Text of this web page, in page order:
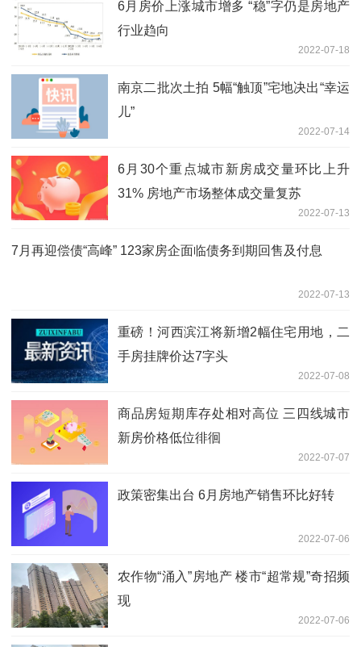
6月房价上涨城市增多 “稳”字仍是房地产
行业趋向
2022-07-18
南京二批次土拍 5幅“触顶”宅地决出“幸运
儿”
2022-07-14
6月30个重点城市新房成交量环比上升
31% 房地产市场整体成交量复苏
2022-07-13
7月再迎偿债“高峰” 123家房企面临债务到期回售及付息
2022-07-13
重磅！河西滨江将新增2幅住宅用地，二
手房挂牌价达7字头
2022-07-08
商品房短期库存处相对高位 三四线城市
新房价格低位徘徊
2022-07-07
政策密集出台 6月房地产销售环比好转
2022-07-06
农作物“涌入”房地产 楼市“超常规”奇招频
现
2022-07-06